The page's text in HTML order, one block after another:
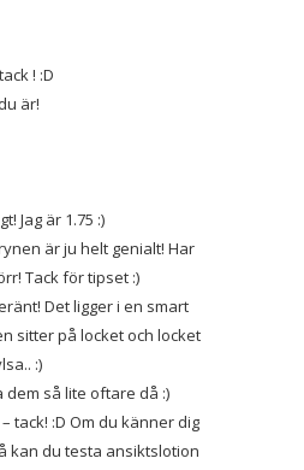
! :D
är!
Jag är 1.75 :)
är ju helt genialt! Har
Tack för tipset :)
Det ligger i en smart
sitter på locket och locket
:)
dem så lite oftare då :)
tack! :D Om du känner dig
kan du testa ansiktslotion